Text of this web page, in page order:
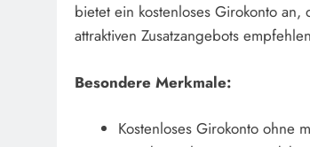
bietet ein kostenloses Girokonto
attraktiven Zusatzangebots
Besondere Merkmale:
Kostenloses Girokonto ohne